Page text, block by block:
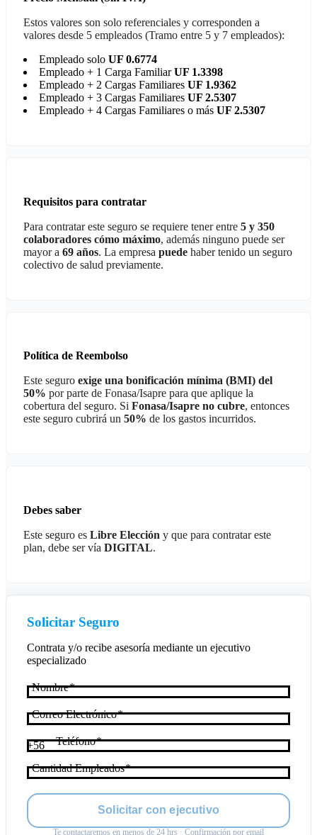
Estos valores son solo referenciales y corresponden a
valores desde 5 empleados (Tramo entre 5 y 7 empleados):
Empleado solo UF 0.6774
Empleado + 1 Carga FamiliarUF 1.3398
Empleado + 2 Cargas Familiares UF 1.9362
Empleado + 3 Cargas Familiares UF 2.5307
Empleado + 4 Cargas Familiares o más UF 2.5307
Requisitos para contratar
Para contratar este seguro se requiere tener entre 5 y 350
colaboradores cómo máximo, además ninguno puede ser
mayor a 69 años. La empresa puede haber tenido un seguro
colectivo de salud previamente.
Política de Reembolso
Este seguro exige una bonificación mínima (BMI) del
50% por parte de Fonasa/Isapre para que aplique la
cobertura del seguro. Si Fonasa/Isapre no cubre, entonces
este seguro cubrirá un 50% de los gastos incurridos.
Debes saber
Este seguro es Libre Elección y que para contratar este
plan, debe ser vía DIGITAL.
Solicitar Seguro
Contrata y/o recibe asesoría mediante un ejecutivo
especializado
Nombre
Correo Electrónico
Teléfono
+56
Cantidad Empleados
Solicitar con ejecutivo
Te contactaremos en menos de 24 hrs · Confirmación por email